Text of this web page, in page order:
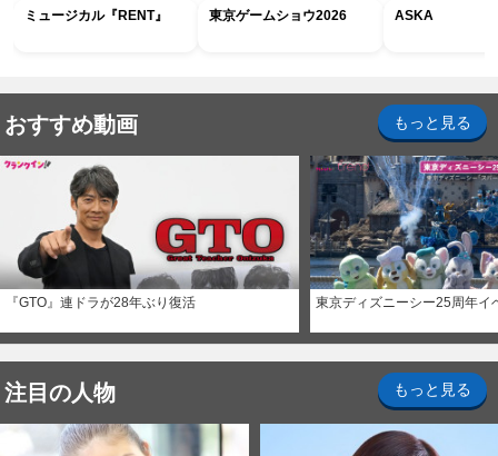
ミュージカル『RENT』 東京ゲームショウ2026 ASKA
おすすめ動画 もっと見る
『GTO』連ドラが28年ぶり復活 東京ディズニーシー25周年イ
注目の人物 もっと見る